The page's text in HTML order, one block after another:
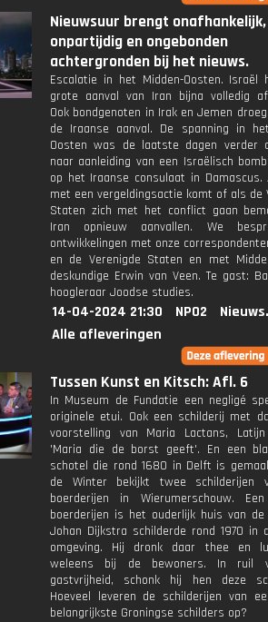
Nieuwsuur brengt onafhankelijk,
onpartijdig en ongebonden
achtergronden bij het nieuws.
Escalatie in het Midden-Oosten. Israël
grote aanval van Iran bijna volledig
Ook bondgenoten in Irak en Jemen
de Iraanse aanval. De spanning in
Oosten was de laatste dagen verder
naar aanleiding van een Israëlisch
op het Iraanse consulaat in Damascus.
met een vergeldingsactie komt of als de
Staten zich met het conflict gaan
Iran opnieuw aanvallen. We
ontwikkelingen met onze
en de Verenigde Staten en met
deskundige Erwin van Veen. Te gast:
hoogleraar Joodse studies.
14-04-2024 21:30 NPO2
Alle afleveringen
Tussen Kunst en Kitsch: Afl. 6
In Museum de Fundatie een negligé
originele etui. Ook een schilderij met
voorstelling van Maria Lactans,
'Maria die de borst geeft'. En een
schotel die rond 1680 in Delft is
de Winter bekijkt twee schilderijen
boerderijen in Wierumerschouw.
boerderijen is het ouderlijk huis van de
Johan Dijkstra schilderde rond 1970 in
omgeving. Hij dronk daar thee en
weleens bij de bewoners. In ruil
gastvrijheid, schonk hij hen deze
Hoeveel leveren de schilderijen van
belangrijkste Groningse schilders op?